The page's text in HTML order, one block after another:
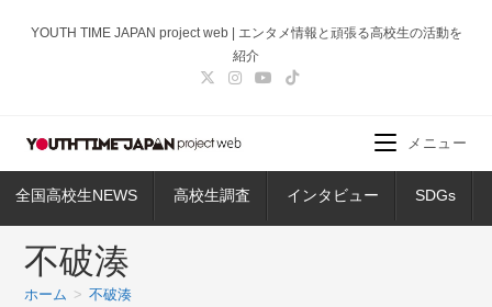
ス
ッ
YOUTH TIME JAPAN project web | エンタメ情報と頑張る高校生の活動を
紹介
全国高校生NEWS 高校生調査 インタビュー SDGs
メニュー
不破湊
ホーム > 不破湊